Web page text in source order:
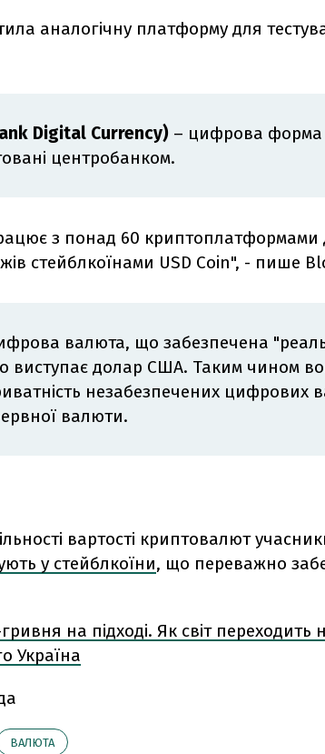
аналогічну платформу для
Digital Currency) – цифрова форма
центробанком.
з понад 60 криптоплатформами
стейблкоїнами USD Coin", - пише
валюта, що забезпечена
виступає долар США. Таким чином
незабезпечених цифрових
валюти.
вартості криптовалют
у стейблкоїни, що переважно
на підході. Як світ
Україна
ВАЛЮТА